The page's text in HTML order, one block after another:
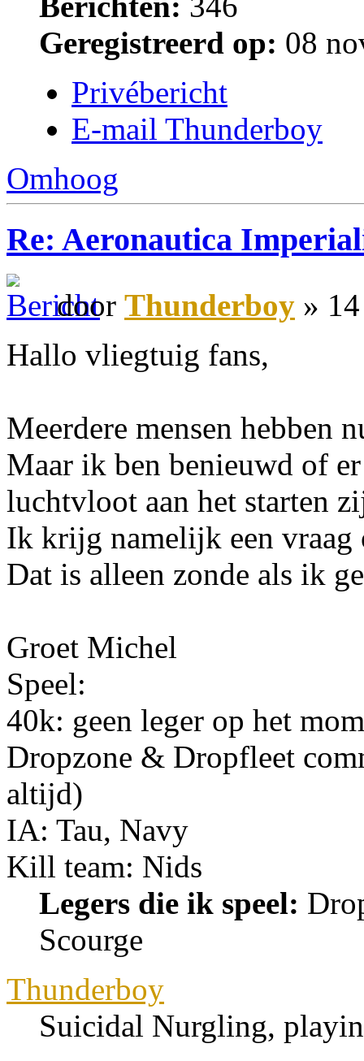
Geregistreerd op: 08
Privébericht
E-mail Thunderboy
Omhoog
Re: Aeronautica
door Thunderboy »
Hallo vliegtuig fans,
Meerdere mensen hebben
Maar ik ben benieuwd of
luchtvloot aan het starten
Ik krijg namelijk een
Dat is alleen zonde als ik
Groet Michel
Speel:
40k: geen leger op het
Dropzone & Dropfleet
altijd)
IA: Tau, Navy
Kill team: Nids
Legers die ik speel:
Scourge
Thunderboy
Suicidal Nurgling,